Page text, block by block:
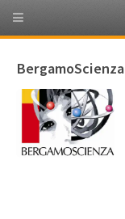
BergamoScienza